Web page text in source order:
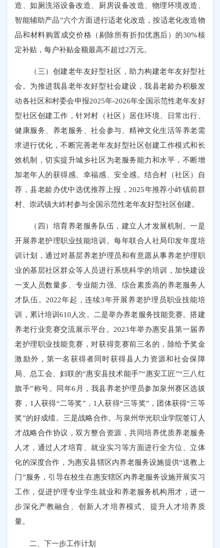
造、如厕洗浴设备改造、厨房设备改造、物理环境改造、
智能辅助产品”六个方面进行适老化改造，按适老化改造物
品和材料购置成交价格（剔除所有折扣优惠后）的30%核
定补贴，每户补贴金额最高不超过2万元。
（三）创建老年友好型社区，助力构建老年友好型社
会。为推进我县老年友好型社会建设，我县老龄办积极发
动各社区和村委会申报2025年-2026年全国示范性老年友好
型社区创建工作，针对村（社区）居住环境、日常出行、
健康服务、养老服务、社会参与、精神文化生活等养老需
求进行优化，不断完善老年友好型社区创建工作模式和长
效机制，切实提升城乡社区为老服务能力和水平，不断增
加老年人的获得感、幸福感、安全感。结合村（社区）自
荐，县老龄办优中选优推荐上报，2025年推荐小岞镇前群
村、崇武镇大岞村参与全国示范性老年友好型社区创建。
（四）培育养老服务队伍，建立人才发展机制。一是
开展养老护理职业技能培训。每年联合人社局印发年度培
训计划，通过对基层养老护理员和有意愿从事养老护理职
业的基层社区群众等人员进行系统科学的培训，加快建设
一支人员数量多、专业能力强、综合素质高的养老服务人
才队伍。2022年起，连续3年开展养老护理员职业技能培
训，累计培训610人次。二是举办养老服务技能竞赛。搭建
养老行业竞赛交流展示平台。2023年举办惠安县第一届养
老护理职业技能竞赛，对获得竞赛前三名的，除给予奖金
激励外，第一名获得者同时获得县人力资源和社会保障
局、总工会、妇联的“惠安县技术能手”“惠安工匠”“三八红
旗手”称号。同年6月，我县养老护理员参加泉州赛区选拔
赛，1人获得“二等奖”，1人获得“三等奖”，团体获得“三等
奖”的好成绩。三是战略合作。与泉州华光职业学院签订人
才战略合作协议，双方整合资源，共同培养优质养老服务
人才，通过人才培育、就业实习等方面进行全方位、立体
化的深度合作，为惠安县辖区内养老服务设施提供“送教上
门”服务，引导在校生在惠安辖区内养老服务设施开展实习
工作，促进护理专业学生就业和养老服务机构用才，进一
步深化产教融合、创新人才培养模式、提升人才培养质
量。
二、下一步工作计划